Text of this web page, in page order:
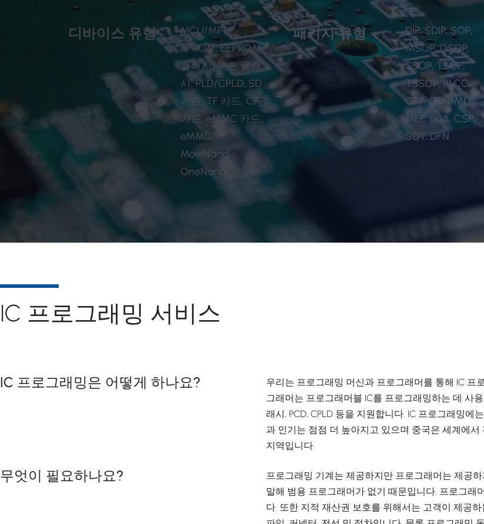
디바이스 유형
MCU/MPU,
EPROM, EEPROM,
플래시, 낸드 플래
시, PLD/CPLD, SD
카드, TF 카드, CF
카드, eMMC 카드,
eMMC,
MoviNand,,
OneNand
패키지 유형
DIP, SDIP, SOP,
MSOP, QSOP,
SSOP, TSOP,
TSSOP, PLCC,
QFP, QFN, MLP,
MLF, BGA, CSP,
SOT, DFN
IC 프로그래밍 서비스
IC 프로그래밍은 어떻게 하나요?
우리는 프로그래밍 머신과 프로그래머를 통해 IC 프
그래머는 프로그래머블 IC를 프로그래밍하는 데 사
래시, PCD, CPLD 등을 지원합니다. IC 프로그래밍
과 인기는 점점 더 높아지고 있으며 중국은 세계에
지역입니다.
무엇이 필요하나요?
프로그래밍 기계는 제공하지만 프로그래머는 제공
말해 범용 프로그래머가 없기 때문입니다. 프로그
다. 또한 지적 재산권 보호를 위해서는 고객이 제공